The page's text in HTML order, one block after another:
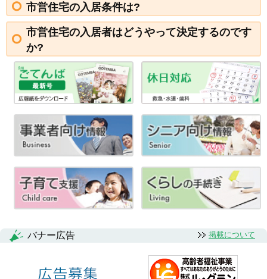
市営住宅の入居条件は?
市営住宅の入居者はどうやって決定するのです
か?
バナー広告 掲載について